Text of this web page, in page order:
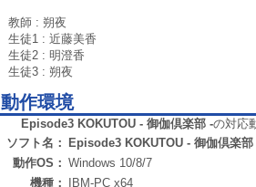
教師 : 朔夜
生徒1 : 近藤美香
生徒2 : 明澄香
生徒3 : 朔夜
動作環境
Episode3 KOKUTOU - 御伽倶楽部 -の対応
ソフト名：
Episode3 KOKUTOU - 御伽倶楽部
動作OS： Windows 10/8/7
機種：
IBM-PC x64